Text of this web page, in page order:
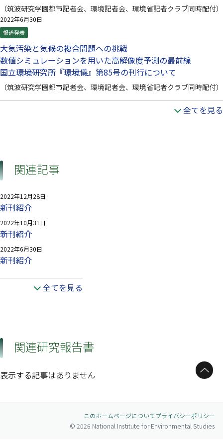
（筑波研究学園都市記者会、環境記者会、環境省記者クラブ同時配付）
2022年6月30日
報道発表
大気汚染と気候の複合問題への挑戦
数値シミュレーションを用いた高解像度予測の最前線
国立環境研究所『環境儀』第85号の刊行について
（筑波研究学園都市記者会、環境記者会、環境省記者クラブ同時配付）
全てを見る
関連記事
2022年12月28日
新刊紹介
2022年10月31日
新刊紹介
2022年6月30日
新刊紹介
全てを見る
関連研究報告書
表示する記事はありません ページトップへ
このホームページについてプライバシーポリシー
© 2026 National Institute for Environmental Studies